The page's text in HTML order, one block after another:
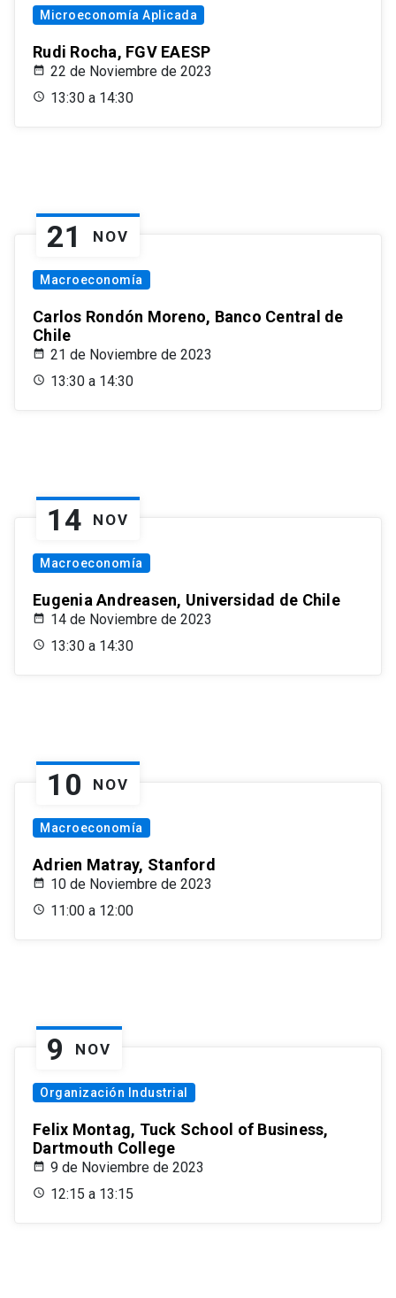
Microeconomía Aplicada
Rudi Rocha, FGV EAESP
22 de Noviembre de 2023
13:30 a 14:30
21 NOV
Macroeconomía
Carlos Rondón Moreno, Banco Central de
Chile
21 de Noviembre de 2023
13:30 a 14:30
14 NOV
Macroeconomía
Eugenia Andreasen, Universidad de Chile
14 de Noviembre de 2023
13:30 a 14:30
10 NOV
Macroeconomía
Adrien Matray, Stanford
10 de Noviembre de 2023
11:00 a 12:00
9 NOV
Organización Industrial
Felix Montag, Tuck School of Business,
Dartmouth College
9 de Noviembre de 2023
12:15 a 13:15